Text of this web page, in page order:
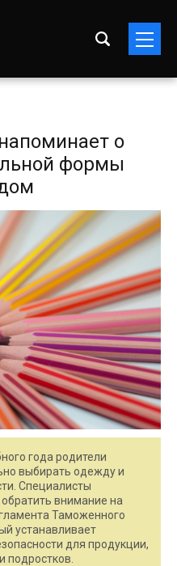
о
формы
года родители
выбирать одежду и
Специалисты
внимание на
Таможенного
устанавливает
для продукции,
подростков.